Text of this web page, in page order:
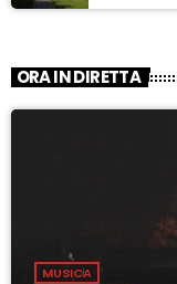
ORA IN DIRETTA
MUSICA